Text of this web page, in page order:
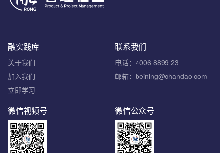
联系我们
电话：4006 8899 23
邮箱：beining@chandao.com
融实践库
关于我们
加入我们
立即学习
微信公众号
微信视频号